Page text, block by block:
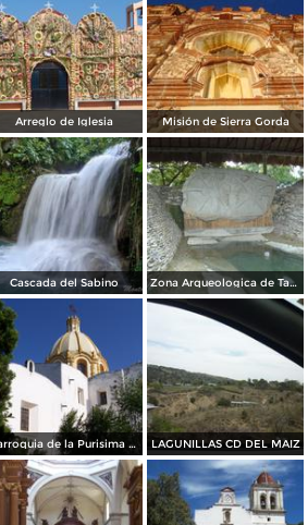
Arreglo de Iglesia Misión de Sierra Gorda
Cascada del Sabino Zona Arqueologica de Tamtok en Tamuin
Parroquia de la Purisima Concepción LAGUNILLAS CD DEL MAIZ